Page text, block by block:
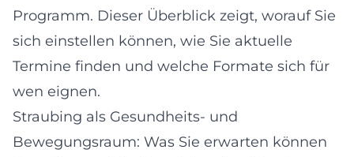
Programm. Dieser Überblick zeigt, worauf Sie
sich einstellen können, wie Sie aktuelle
Termine finden und welche Formate sich für
wen eignen.
Straubing als Gesundheits- und
Bewegungsraum: Was Sie erwarten können